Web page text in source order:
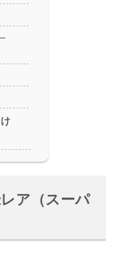
ア（スーパ